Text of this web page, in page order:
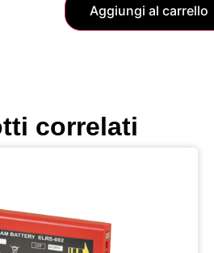
Aggiungi al carrello
correlati